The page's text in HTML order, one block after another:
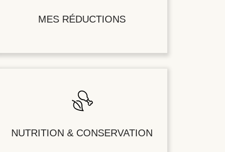
MES RÉDUCTIONS
NUTRITION & CONSERVATION